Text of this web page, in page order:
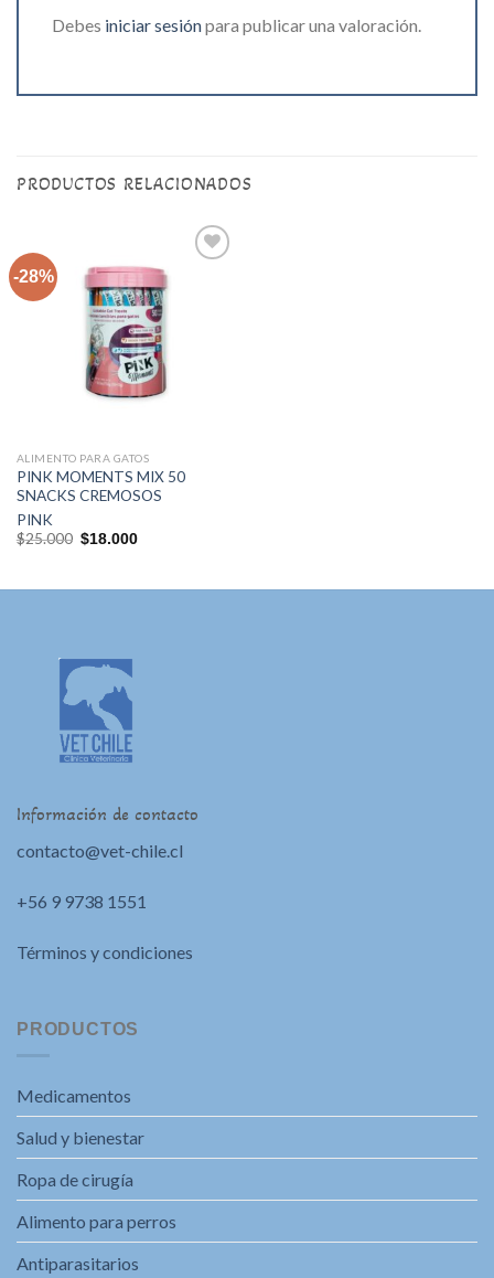
Debes iniciar sesiónpara publicar una valoración.
PRODUCTOS RELACIONADOS
-28%
ALIMENTO PARA GATOS
PINK MOMENTS MIX 50
SNACKS CREMOSOS
PINK
$25.000 El
$25.000.
$18.000El
$18.000.
Información de contacto
contacto@vet-chile.cl
+56 9 9738 1551
Términos y condiciones
PRODUCTOS
Medicamentos
Salud y bienestar
Ropa de cirugía
Alimento para perros
Antiparasitarios